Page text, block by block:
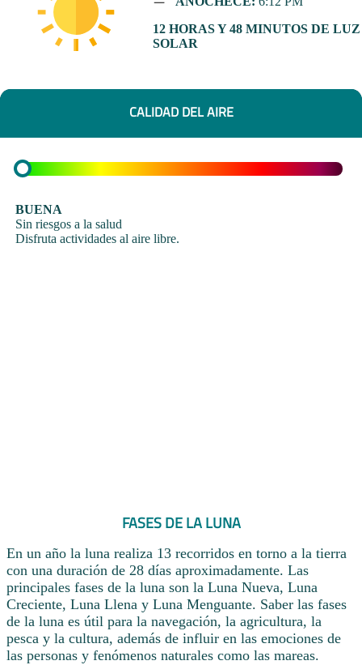
12 HORAS Y 48 MINUTOS DE LUZ
SOLAR
CALIDAD DEL AIRE
BUENA
Sin riesgos a la salud
Disfruta actividades al aire libre.
FASES DE LA LUNA
En un año la luna realiza 13 recorridos en torno a la tierra
con una duración de 28 días aproximadamente. Las
principales fases de la luna son la Luna Nueva, Luna
Creciente, Luna Llena y Luna Menguante. Saber las fases
de la luna es útil para la navegación, la agricultura, la
pesca y la cultura, además de influir en las emociones de
las personas y fenómenos naturales como las mareas.